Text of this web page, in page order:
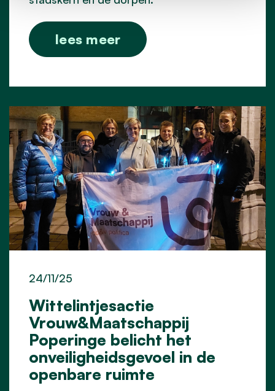
lees meer
Wittelintjesactie
Vrouw&Maatschappij
Poperinge belicht het
onveiligheidsgevoel in de
openbare ruimte
24/11/25